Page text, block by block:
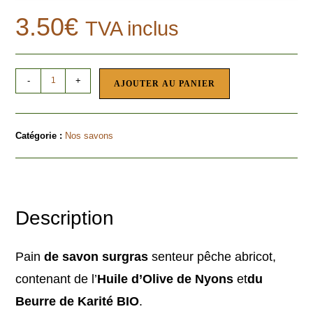
3.50€ TVA inclus
- + AJOUTER AU PANIER
Catégorie : Nos savons
Description
Painde savon surgrassenteur pêche abricot,
contenant de l’Huile d’Olive de Nyonsetdu
Beurre de Karité BIO.